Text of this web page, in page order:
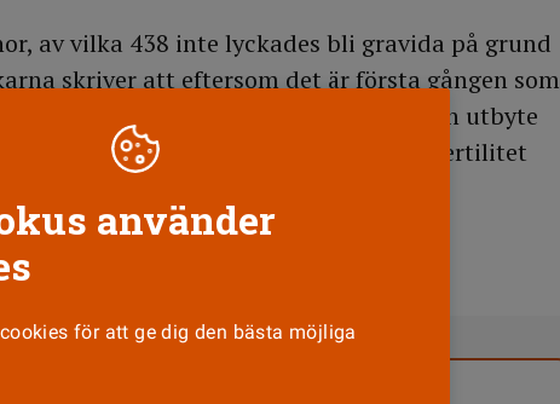
av vilka 438 inte lyckades bli gravida på grund
skriver att eftersom det är första gången som
studier göras. Om det visar sig hålla kan utbyte
för dessa kvinnor både bidra till ökad fertilitet
Nutrition
använder
för att ge dig den bästa möjliga